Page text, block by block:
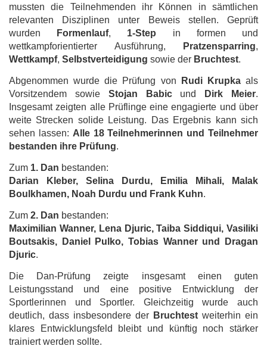
mussten die Teilnehmenden ihr Können in sämtlichen
relevanten Disziplinen unter Beweis stellen. Geprüft
wurden
Formenlauf, 1-Step in formen und
wettkampforientierter Ausführung,
Pratzensparring,
Wettkampf, Selbstverteidigung sowie der Bruchtest.
Abgenommen wurde die Prüfung von Rudi Krupkaals
Vorsitzendem sowie Stojan Babicund Dirk Meier.
Insgesamt zeigten alle Prüflinge eine engagierte und über
weite Strecken solide Leistung. Das Ergebnis kann sich
sehen lassen: Alle 18 Teilnehmerinnen und Teilnehmer
bestanden ihre Prüfung.
Zum 1. Dan bestanden:
Darian Kleber, Selina Durdu, Emilia Mihali, Malak
Boulkhamen, Noah Durdu und Frank Kuhn.
Zum 2. Dan bestanden:
Maximilian Wanner, Lena Djuric, Taiba Siddiqui, Vasiliki
Boutsakis, Daniel Pulko, Tobias Wanner und Dragan
Djuric.
Die Dan-Prüfung zeigte insgesamt einen guten
Leistungsstand und eine positive Entwicklung der
Sportlerinnen und Sportler. Gleichzeitig wurde auch
deutlich, dass insbesondere der Bruchtest weiterhin ein
klares Entwicklungsfeld bleibt und künftig noch stärker
trainiert werden sollte.